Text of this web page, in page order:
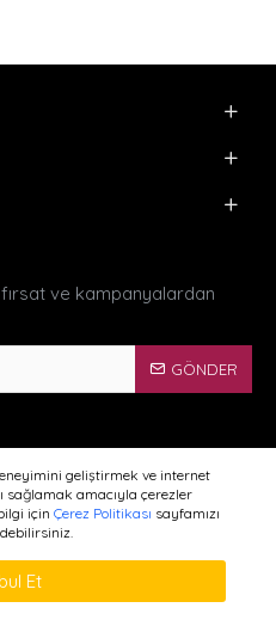
ve kampanyalardan
GÖNDER
- Tüm Hakları Saklıdır
geliştirmek ve internet
sağlamak amacıyla çerezler
için Çerez Politikası sayfamızı
Et